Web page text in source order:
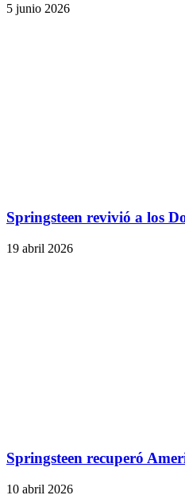
5 junio 2026
Springsteen revivió a los
19 abril 2026
Springsteen recuperó
10 abril 2026